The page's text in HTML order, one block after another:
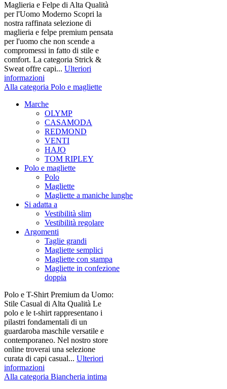
Maglieria e Felpe di Alta Qualità
per l'Uomo Moderno Scopri la
nostra raffinata selezione di
maglieria e felpe premium pensata
per l'uomo che non scende a
compromessi in fatto di stile e
comfort. La categoria Strick &
Sweat offre capi... Ulteriori
informazioni
Alla categoria Polo e magliette
Marche
OLYMP
CASAMODA
REDMOND
VENTI
HAJO
TOM RIPLEY
Polo e magliette
Polo
Magliette
Magliette a maniche lunghe
Si adatta a
Vestibilità slim
Vestibilità regolare
Argomenti
Taglie grandi
Magliette semplici
Magliette con stampa
Magliette in confezione
doppia
Polo e T-Shirt Premium da Uomo:
Stile Casual di Alta Qualità Le
polo e le t-shirt rappresentano i
pilastri fondamentali di un
guardaroba maschile versatile e
contemporaneo. Nel nostro store
online troverai una selezione
curata di capi casual... Ulteriori
informazioni
Alla categoria Biancheria intima